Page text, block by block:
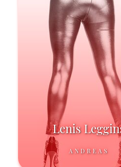
Lenis
ANDREAS